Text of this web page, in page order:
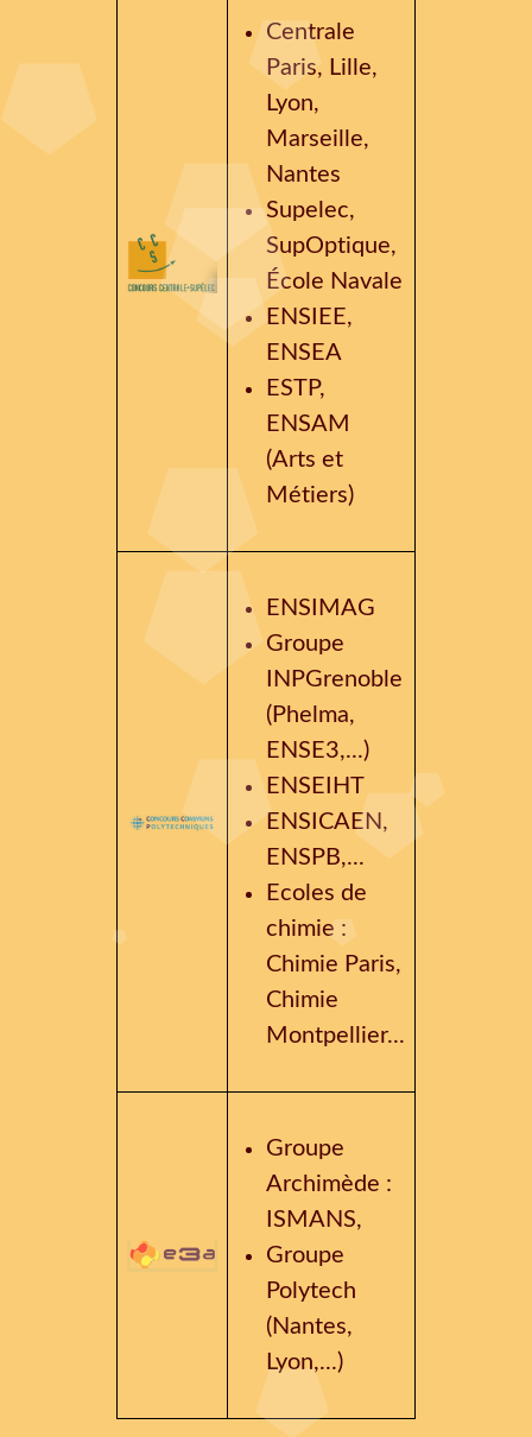
Centrale
Paris, Lille,
Lyon,
Marseille,
Nantes
Supelec,
SupOptique,
École Navale
ENSIEE,
ENSEA
ESTP,
ENSAM
(Arts et
Métiers)
ENSIMAG
Groupe
INPGrenoble
(Phelma,
ENSE3,...)
ENSEIHT
ENSICAEN,
ENSPB,...
Ecoles de
chimie :
Chimie Paris,
Chimie
Montpellier...
Groupe
Archimède :
ISMANS,
Groupe
Polytech
(Nantes,
Lyon,...)